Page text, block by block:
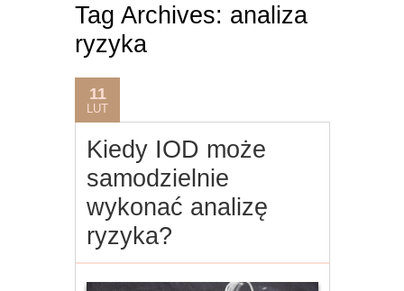
Tag Archives: analiza
ryzyka
11
LUT
Kiedy IOD może
samodzielnie
wykonać analizę
ryzyka?